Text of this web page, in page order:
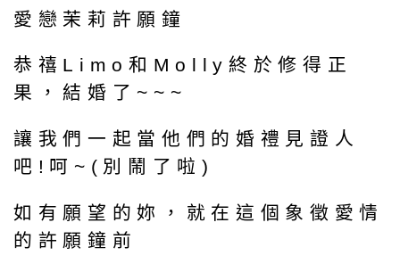
愛戀茉莉許願鐘
恭禧Limo和Molly終於修得正
果，結婚了~~~
讓我們一起當他們的婚禮見證人
吧!呵~(別鬧了啦)
如有願望的妳，就在這個象徵愛情
的許願鐘前